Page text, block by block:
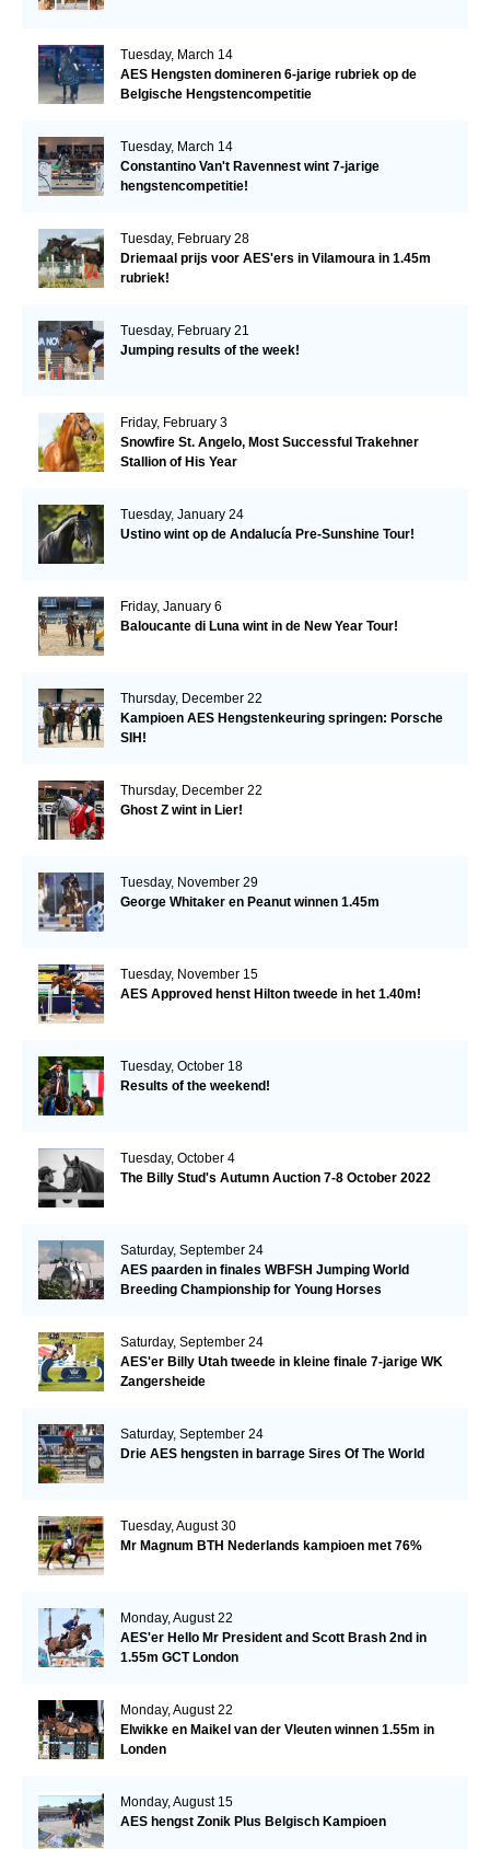
Tuesday, March 14
AES Hengsten domineren 6-jarige rubriek op de
Belgische Hengstencompetitie
Tuesday, March 14
Constantino Van't Ravennest wint 7-jarige
hengstencompetitie!
Tuesday, February 28
Driemaal prijs voor AES'ers in Vilamoura in 1.45m
rubriek!
Tuesday, February 21
Jumping results of the week!
Friday, February 3
Snowfire St. Angelo, Most Successful Trakehner
Stallion of His Year
Tuesday, January 24
Ustino wint op de Andalucía Pre-Sunshine Tour!
Friday, January 6
Baloucante di Luna wint in de New Year Tour!
Thursday, December 22
Kampioen AES Hengstenkeuring springen: Porsche
SIH!
Thursday, December 22
Ghost Z wint in Lier!
Tuesday, November 29
George Whitaker en Peanut winnen 1.45m
Tuesday, November 15
AES Approved henst Hilton tweede in het 1.40m!
Tuesday, October 18
Results of the weekend!
Tuesday, October 4
The Billy Stud's Autumn Auction 7-8 October 2022
Saturday, September 24
AES paarden in finales WBFSH Jumping World
Breeding Championship for Young Horses
Saturday, September 24
AES'er Billy Utah tweede in kleine finale 7-jarige WK
Zangersheide
Saturday, September 24
Drie AES hengsten in barrage Sires Of The World
Tuesday, August 30
Mr Magnum BTH Nederlands kampioen met 76%
Monday, August 22
AES'er Hello Mr President and Scott Brash 2nd in
1.55m GCT London
Monday, August 22
Elwikke en Maikel van der Vleuten winnen 1.55m in
Londen
Monday, August 15
AES hengst Zonik Plus Belgisch Kampioen